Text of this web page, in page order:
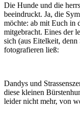
Die Hunde und die
beeindruckt. Ja, die
möchte: ab mit Euch in
mitgebracht. Eines der
sich (aus Eitelkeit,
fotografieren ließ:
Dandys und
diese kleinen
leider nicht mehr, von